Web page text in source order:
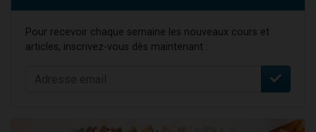
Pour recevoir chaque semaine les nouveaux cours et
articles, inscrivez-vous dès maintenant :